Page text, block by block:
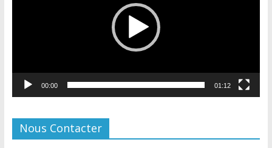
00:00 01:12
Nous Contacter